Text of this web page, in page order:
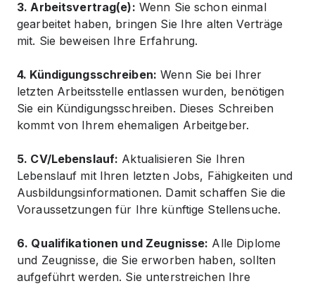
3. Arbeitsvertrag(e): Wenn Sie schon einmal
gearbeitet haben, bringen Sie Ihre alten Verträge
mit. Sie beweisen Ihre Erfahrung.
4. Kündigungsschreiben: Wenn Sie bei Ihrer
letzten Arbeitsstelle entlassen wurden, benötigen
Sie ein Kündigungsschreiben. Dieses Schreiben
kommt von Ihrem ehemaligen Arbeitgeber.
5. CV/Lebenslauf: Aktualisieren Sie Ihren
Lebenslauf mit Ihren letzten Jobs, Fähigkeiten und
Ausbildungsinformationen. Damit schaffen Sie die
Voraussetzungen für Ihre künftige Stellensuche.
6. Qualifikationen und Zeugnisse: Alle Diplome
und Zeugnisse, die Sie erworben haben, sollten
aufgeführt werden. Sie unterstreichen Ihre